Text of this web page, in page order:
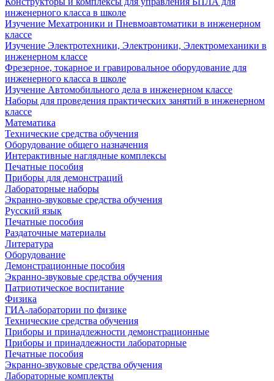
инженерного класса в школе
Изучение Мехатроники и Пневмоавтоматики в инженерном
классе
Изучение Электротехники, Электроники, Электромеханики в
инженерном классе
Фрезерное, токарное и гравировальное оборудование для
инженерного класса в школе
Изучение Автомобильного дела в инженерном классе
Наборы для проведения практических занятий в инженерном
классе
Математика
Технические средства обучения
Оборудование общего назначения
Интерактивные наглядные комплексы
Печатные пособия
Приборы для демонстраций
Лабораторные наборы
Экранно-звуковые средства обучения
Русский язык
Печатные пособия
Раздаточные материалы
Литература
Оборудование
Демонстрационные пособия
Экранно-звуковые средства обучения
Патриотическое воспитание
Физика
ГИА-лаборатории по физике
Технические средства обучения
Приборы и принадлежности демонстрационные
Приборы и принадлежности лабораторные
Печатные пособия
Экранно-звуковые средства обучения
Лабораторные комплекты